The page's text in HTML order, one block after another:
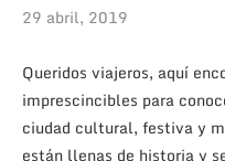
29 abril, 2019
Queridos viajeros, aquí
imprescincibles para
ciudad cultural, festiva y
están llenas de historia y